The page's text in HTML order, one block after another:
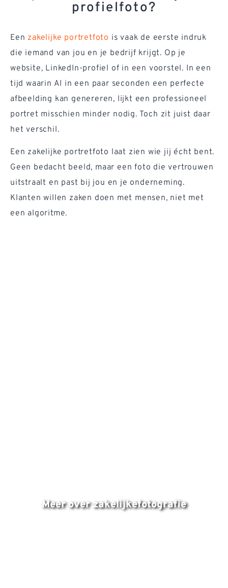
profielfoto?
Een zakelijke portretfoto is vaak de eerste indruk
die iemand van jou en je bedrijf krijgt. Op je
website, LinkedIn-profiel of in een voorstel. In een
tijd waarin AI in een paar seconden een perfecte
afbeelding kan genereren, lijkt een professioneel
portret misschien minder nodig. Toch zit juist daar
het verschil.
Een zakelijke portretfoto laat zien wie jij écht bent.
Geen bedacht beeld, maar een foto die vertrouwen
uitstraalt en past bij jou en je onderneming.
Klanten willen zaken doen met mensen, niet met
een algoritme.
Meer over zakelijkefotografie